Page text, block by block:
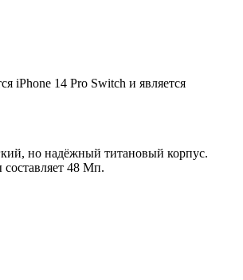
iPhone 14 Pro Switch и является
но надёжный титановый корпус.
48 Мп.